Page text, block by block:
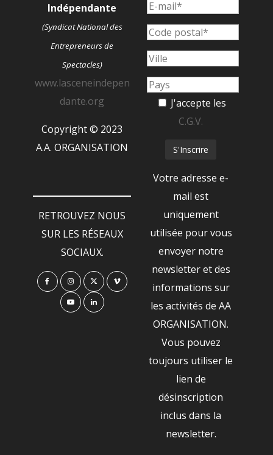
Indépendante
(Syndicat National des
Entrepreneurs de
Spectacles)
www.lasceneindepen
dante.org
Copyright © 2023
A.A. ORGANISATION
RETROUVEZ NOUS
SUR LES RÉSEAUX
SOCIAUX.
J'accepte les
C.G.V.
Votre adresse e-
mail est
uniquement
utilisée pour vous
envoyer notre
newsletter et des
informations sur
les activités de AA
ORGANISATION.
Vous pouvez
toujours utiliser le
lien de
désinscription
inclus dans la
newsletter.